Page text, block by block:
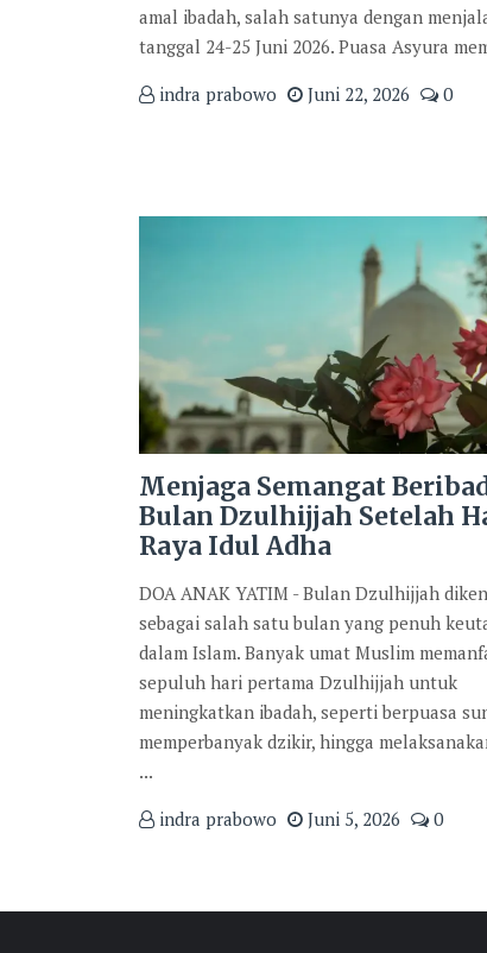
amal ibadah, salah satunya dengan
tanggal 24-25 Juni 2026. Puasa Asyura
indra prabowo
Juni 22, 2026 0
Menjaga Semangat
Bulan Dzulhijjah Setelah
Raya Idul Adha
DOA ANAK YATIM - Bulan Dzulhijjah
sebagai salah satu bulan yang penuh
dalam Islam. Banyak umat Muslim
sepuluh hari pertama Dzulhijjah untuk
meningkatkan ibadah, seperti berpuasa
memperbanyak dzikir, hingga
...
indra prabowo
Juni 5, 2026 0